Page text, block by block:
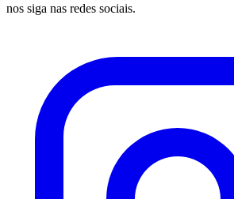
nos siga nas redes sociais.